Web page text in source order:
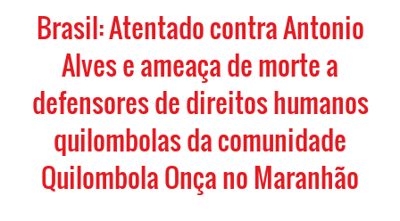
Brasil: Atentado contra Antonio
Alves e ameaça de morte a
defensores de direitos humanos
quilombolas da comunidade
Quilombola Onça no Maranhão